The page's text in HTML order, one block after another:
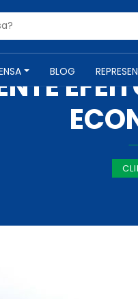
BLOG
IMPRENSA -